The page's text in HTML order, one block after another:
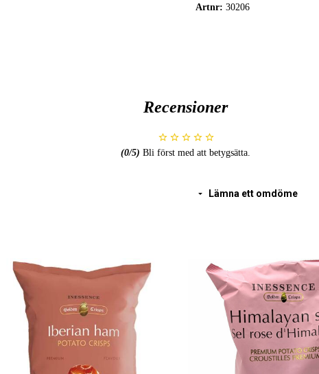
SENAPoch färgämnen
GLUTENFRI. Förvaras
Förvaras i en lufttät
Kolhydrater 54,0 g
varav sockerarter 2,8 g
Artnr: 30206
Recensioner
(0/5) Bli först med att betygsätta.
Lämna ett omdöme